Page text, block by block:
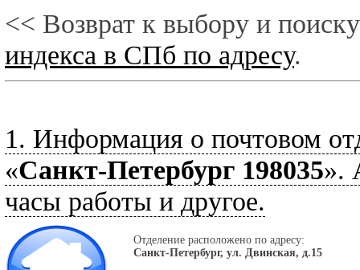
<< Возврат к выбору и
индекса в СПб по адресу.
1. Информация о почтовом
«Санкт-Петербург 198035».
часы работы и другое.
Отделение расположено по адресу:
Санкт-Петербург, ул. Двинская, д.15